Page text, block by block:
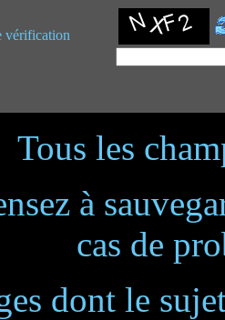
vérification
Tous les
à
cas de
dont le